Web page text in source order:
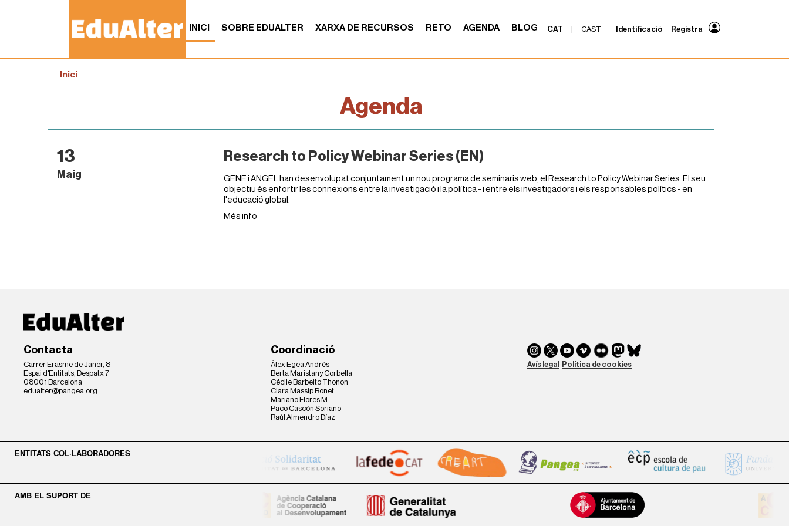
INICI SOBRE EDUALTER XARXA DE RECURSOS RETO AGENDA BLOG CAT | CAST Identificació Registra
oInici
Agenda
13
Maig
Research to Policy Webinar Series (EN)
GENE i ANGEL han desenvolupat conjuntament un nou programa de seminaris web, el Research to Policy Webinar Series. El seu
objectiu és enfortir les connexions entre la investigació i la política - i entre els investigadors i els responsables polítics - en
l'educació global.
Més info
Contacta
Carrer Erasme de Janer, 8
Espai d'Entitats, Despatx 7
08001 Barcelona
edualter@pangea.org
Coordinació
Àlex Egea Andrés
Berta Maristany Corbella
Cécile Barbeito Thonon
Clara Massip Bonet
Mariano Flores M.
Paco Cascón Soriano
Raúl Almendro Díaz
Avís legal Política de cookies
ENTITATS COL·LABORADORES
AMB EL SUPORT DE